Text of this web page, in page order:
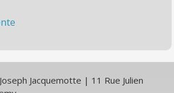
Jacquemotte | 11 Rue Julien